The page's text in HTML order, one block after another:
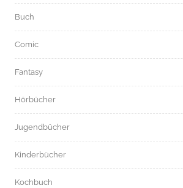
Buch
Comic
Fantasy
Hörbücher
Jugendbücher
Kinderbücher
Kochbuch